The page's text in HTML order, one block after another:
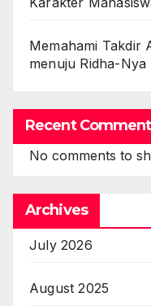
Memahami Takdir
menuju Ridha-Nya
Recent
No comments to
Archives
July 2026
August 2025